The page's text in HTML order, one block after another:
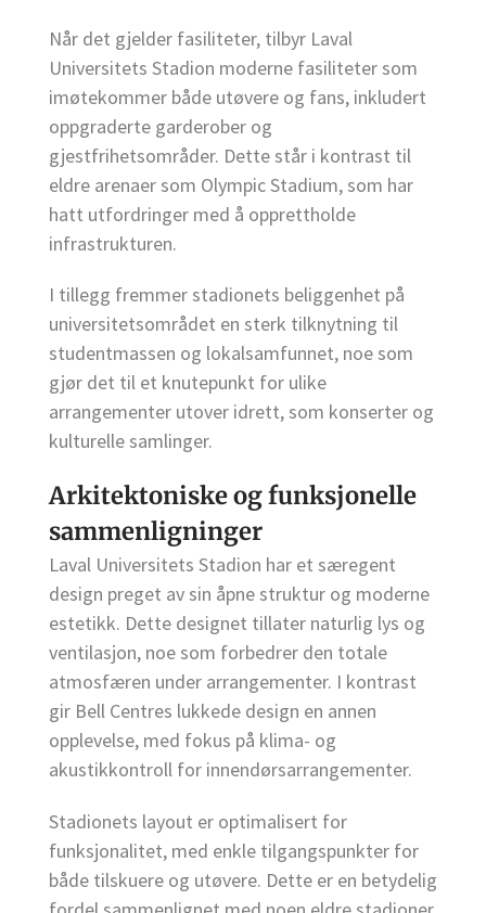
Når det gjelder fasiliteter, tilbyr Laval
Universitets Stadion moderne fasiliteter som
imøtekommer både utøvere og fans, inkludert
oppgraderte garderober og
gjestfrihetsområder. Dette står i kontrast til
eldre arenaer som Olympic Stadium, som har
hatt utfordringer med å opprettholde
infrastrukturen.
I tillegg fremmer stadionets beliggenhet på
universitetsområdet en sterk tilknytning til
studentmassen og lokalsamfunnet, noe som
gjør det til et knutepunkt for ulike
arrangementer utover idrett, som konserter og
kulturelle samlinger.
Arkitektoniske og funksjonelle
sammenligninger
Laval Universitets Stadion har et særegent
design preget av sin åpne struktur og moderne
estetikk. Dette designet tillater naturlig lys og
ventilasjon, noe som forbedrer den totale
atmosfæren under arrangementer. I kontrast
gir Bell Centres lukkede design en annen
opplevelse, med fokus på klima- og
akustikkontroll for innendørsarrangementer.
Stadionets layout er optimalisert for
funksjonalitet, med enkle tilgangspunkter for
både tilskuere og utøvere. Dette er en betydelig